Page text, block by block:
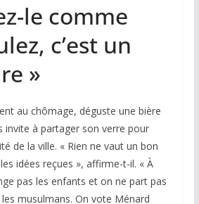
le comme
c’est un
»
au chômage, déguste une bière
invite à partager son verre pour
de la ville. « Rien ne vaut un bon
idées reçues », affirme-t-il. « À
pas les enfants et on ne part pas
musulmans. On vote Ménard